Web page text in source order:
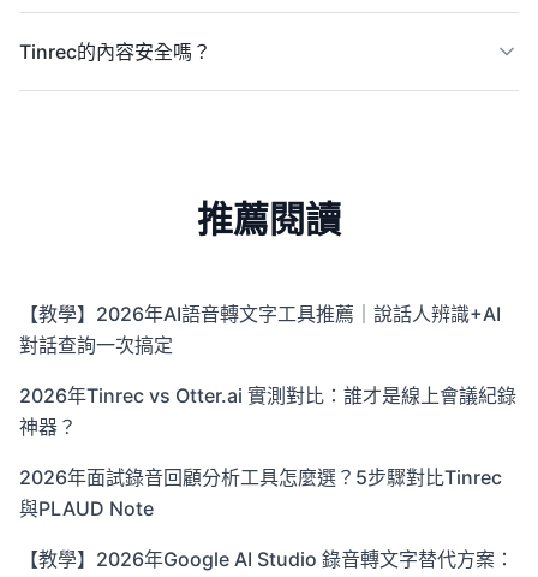
Tinrec的內容安全嗎？
推薦閱讀
【教學】2026年AI語音轉文字工具推薦｜說話人辨識+AI
對話查詢一次搞定
2026年Tinrec vs Otter.ai 實測對比：誰才是線上會議紀錄
神器？
2026年面試錄音回顧分析工具怎麼選？5步驟對比Tinrec
與PLAUD Note
【教學】2026年Google AI Studio 錄音轉文字替代方案：